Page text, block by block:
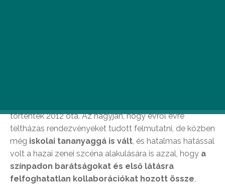
történtek 2012 óta. Az hagyján, hogy évről évre
teltházas rendezvényeket tudott felmutatni, de közben
még iskolai tananyaggá is vált, és hatalmas hatással
volt a hazai zenei szcéna alakulására is azzal, hogy a
színpadon barátságokat és első látásra
felfoghatatlan kollaborációkat hozott össze,